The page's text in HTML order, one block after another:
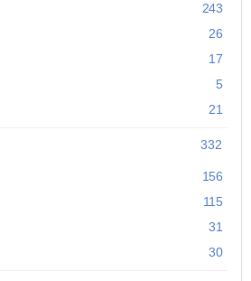
243
26
17
5
21
332
156
115
31
30